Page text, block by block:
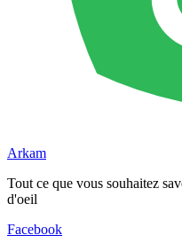
Arkam
Tout ce que vous souhaitez
d'oeil
Facebook